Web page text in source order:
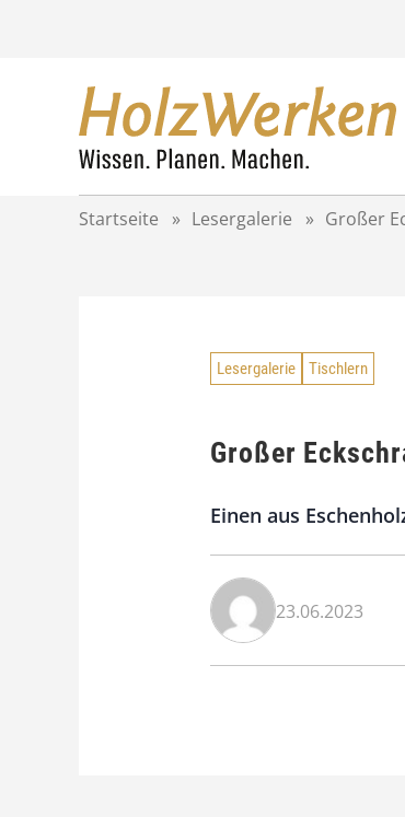
Startseite » Lesergalerie » Großer
Lesergalerie Tischlern
Großer
Einen aus
23.06.2023